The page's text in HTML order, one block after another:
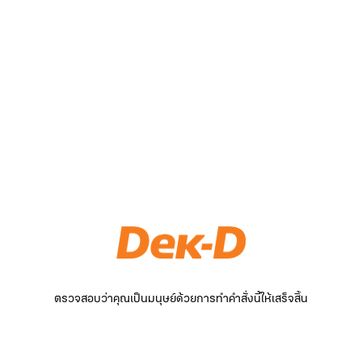
ตรวจสอบว่าคุณเป็นมนุษย์ด้วยการทำคำสั่งนี้ให้เสร็จสิ้น